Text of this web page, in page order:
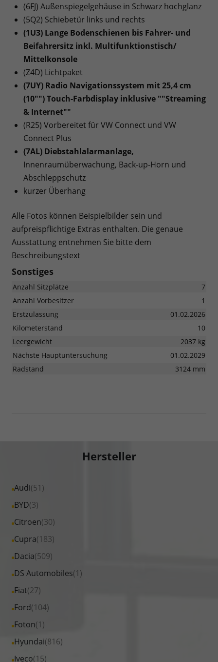
(6FJ) Außenspiegelgehäuse in Schwarz hochglanz
(5Q2) Schiebetür links und rechts
(1U3) Lange Bodenschienen bis Fahrer- und
Beifahrersitz inkl. Multifunktionstisch/
Mittelkonsole
(Z4D) Lichtpaket
(7UY) Radio Navigationssystem mit 25,4 cm
(10"") Touch-Farbdisplay inklusive ""Streaming
& Internet""
(R25) Vorbereitet für VW Connect und VW
Connect Plus
(7AL) Diebstahlalarmanlage,
Innenraumüberwachung, Back-up-Horn und
Abschleppschutz
kurzer Überhang
Alle Fotos können Beispielbilder sein und
aufpreispflichtige Extras enthalten. Die genaue
Ausstattung entnehmen Sie bitte dem
Beschreibungstext
Sonstiges
Anzahl Sitzplätze
7
Anzahl Vorbesitzer
1
Erstzulassung
01.02.2026
Kilometerstand
10
Leergewicht
2037 kg
Nächste Hauptuntersuchung
01.02.2029
Radstand
3124 mm
Hersteller
Audi(51)
Alle
Fahrzeuge
Audi
anzeigen
BYD(3)
Alle
Fahrzeuge
BYD
anzeigen
Citroen(30)
Alle
Fahrzeuge
Citroen
anzeigen
Cupra(183)
Alle
Fahrzeuge
Cupra
anzeigen
Dacia(509)
Alle
Fahrzeuge
Dacia
anzeigen
DS Automobiles(1)
Alle
Fahrzeuge
DS
Automobiles
anzeigen
Fiat(27)
Alle
Fahrzeuge
Fiat
anzeigen
Ford(104)
Alle
Fahrzeuge
Ford
anzeigen
Foton(1)
Alle
Fahrzeuge
Hyundai(816)
Alle
Fahrzeuge
Iveco(15)
Alle